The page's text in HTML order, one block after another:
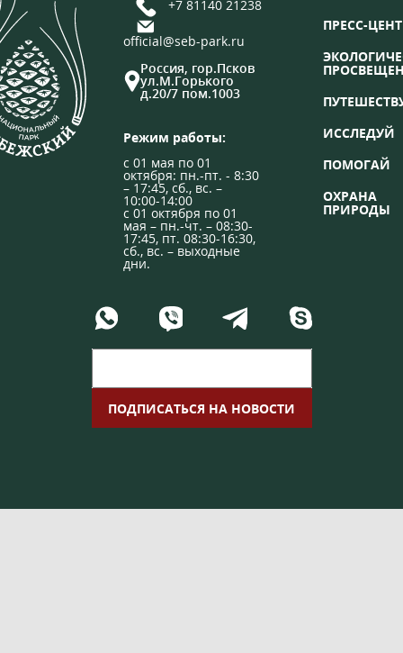
+7 81140 21238
official@seb-park.ru
Россия, гор.Псков
ул.М.Горького
д.20/7 пом.1003
Режим работы:
с 01 мая по 01
октября: пн.-пт. - 8:30
– 17:45, сб., вс. –
10:00-14:00
с 01 октября по 01
мая – пн.-чт. – 08:30-
17:45, пт. 08:30-16:30,
сб., вс. – выходные
дни.
ПРЕСС-
ИССЛЕДУЙ
ПОМОГАЙ
ОХРАНА
ПРИРОДЫ